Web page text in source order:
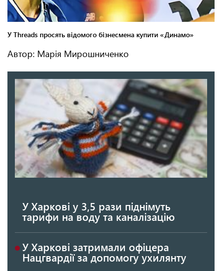
Автор: Марія Мирошниченко
У Харкові у 3,5 рази піднімуть
тарифи на воду та каналізацію
У Харкові затримали офіцера
Нацгвардії за допомогу ухилянту